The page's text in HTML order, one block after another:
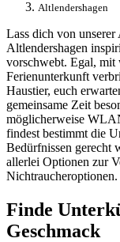
Altlendershagen
Lass dich von
Altlendershagen
vorschwebt. Egal, mit
Ferienunterkunft
Haustier, euch
gemeinsame Zeit
möglicherweise
findest bestimmt die
Bedürfnissen gerecht
allerlei Optionen zur
Nichtraucheroptionen.
Finde
Geschmack